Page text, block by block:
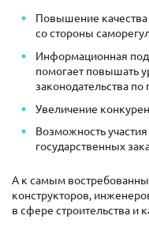
Повышение качества
со стороны
Информационная
помогает повышать
законодательства
Увеличение
Возможность
государственных
А к самым
конструкторов,
в сфере строительства и